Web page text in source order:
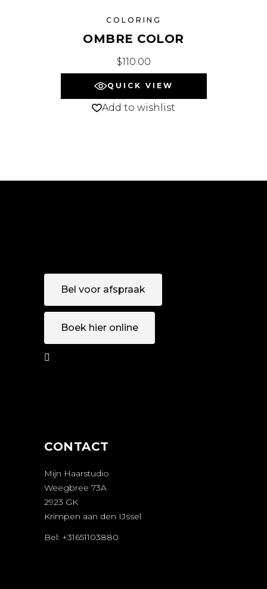
COLORING
OMBRE COLOR
$110.00
QUICK VIEW
Add to wishlist
Bel voor afspraak
Boek hier online
CONTACT
Mijn Haarstudio
Weegbree 73A
2923 GK
Krimpen aan den IJssel
Bel: +31651103880